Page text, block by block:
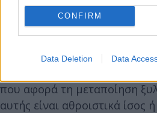
CONFIRM
Data Deletion Data
δημοσίευση της πρόσκλησης,
γ) ο κύκλος εργασιών τους
πλήρη οικονομικά έτη πριν
πρόσκλησης είναι
που αφορά τη μεταποίηση
αυτής είναι αθροιστικά ίσος